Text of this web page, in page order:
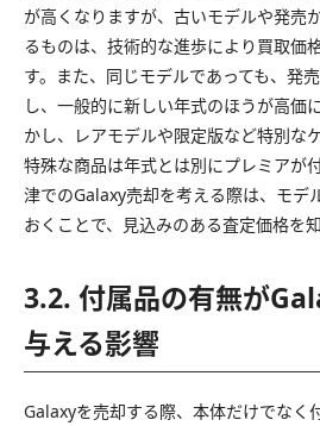
が高くなりますが、古いモデルや発売
るものは、技術的な進歩により買取価
す。また、同じモデルであっても、発
し、一般的に新しい年式のほうが高価
かし、レアモデルや限定版など特別な
特殊な商品は年式とは別にプレミアが
津でのGalaxy売却を考える際は、モデ
おくことで、見込みのある査定価格を
3.2. 付属品の有無が
与える影響
Galaxyを売却する際、本体だけでなく